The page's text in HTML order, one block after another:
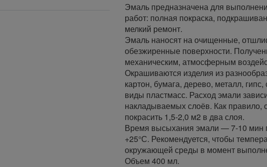
Эмаль предназначена для
работ: полная покраска,
мелкий ремонт.
Эмаль наносят на очищенные,
обезжиренные поверхности.
механическим, атмосферным
Окрашиваются изделия из
картон, бумага, дерево, металл,
виды пластмасс. Расход эмали
накладываемых слоёв. Как правило,
покрасить 1,5-2,0 м2 в два слоя.
Время высыхания эмали — 7-10 мин
+25°С. Рекомендуется, чтобы
окружающей среды в момент
Объем 400 мл.